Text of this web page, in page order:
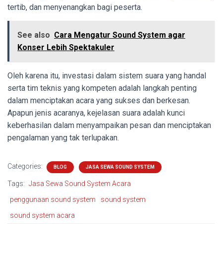
tertib, dan menyenangkan bagi peserta.
See also Cara Mengatur Sound System agar
Konser Lebih Spektakuler
Oleh karena itu, investasi dalam sistem suara yang handal
serta tim teknis yang kompeten adalah langkah penting
dalam menciptakan acara yang sukses dan berkesan.
Apapun jenis acaranya, kejelasan suara adalah kunci
keberhasilan dalam menyampaikan pesan dan menciptakan
pengalaman yang tak terlupakan.
Categories: BLOG JASA SEWA SOUND SYSTEM
Tags: Jasa Sewa Sound System Acara
penggunaan sound system
sound system
sound system acara